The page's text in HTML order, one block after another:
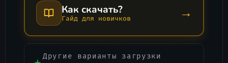
Как скачать?
Гайд для новичков →
Другие варианты загрузки